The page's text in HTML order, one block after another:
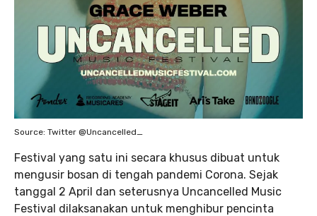
Source: Twitter @Uncancelled_
Festival yang satu ini secara khusus dibuat untuk
mengusir bosan di tengah pandemi Corona. Sejak
tanggal 2 April dan seterusnya Uncancelled Music
Festival dilaksanakan untuk menghibur pencinta